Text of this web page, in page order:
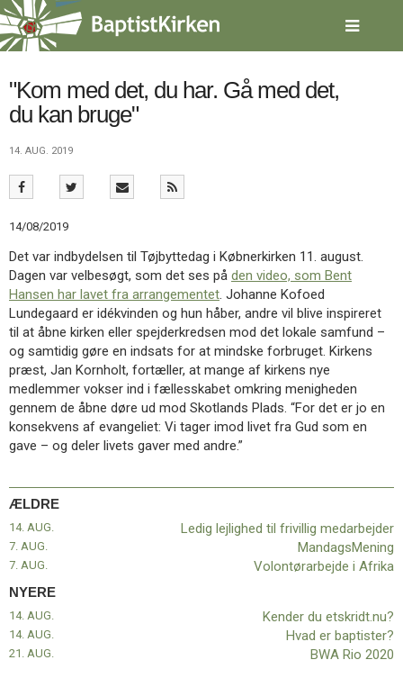
Spring
menu
over
gå
indholdVend
forsiden
Forside
3.0:
Kalender
4.0:
Inspiration
5.0:
Værktøjskassen
6.0:
Mission
7.0:
Om
BaptistKirken
8.0:
Kontakt
9.0:
Forside
10.0:
Nyheder
11.0:
Kalender
12.0:
Inspiration
13.0:
Værktøjskassen
15.0:
Om
BaptistKirken
16.0:
Kontakt
Næste
indlæg:
Kender
du
etskridt.nu?
Forrige
"Kom med det, du har. Gå med det,
du kan bruge"
14. AUG. 2019
14/08/2019
Det var indbydelsen til Tøjbyttedag i Købnerkirken 11. august.
Dagen var velbesøgt, som det ses på den video, som Bent
Hansen har lavet fra arrangementet. Johanne Kofoed
Lundegaard er idékvinden og hun håber, andre vil blive inspireret
til at åbne kirken eller spejderkredsen mod det lokale samfund –
og samtidig gøre en indsats for at mindske forbruget. Kirkens
præst, Jan Kornholt, fortæller, at mange af kirkens nye
medlemmer vokser ind i fællesskabet omkring menigheden
gennem de åbne døre ud mod Skotlands Plads. “For det er jo en
konsekvens af evangeliet: Vi tager imod livet fra Gud som en
gave – og deler livets gaver med andre.”
ÆLDRE
14. AUG. Ledig lejlighed til frivillig medarbejder
7. AUG. MandagsMening
7. AUG. Volontørarbejde i Afrika
NYERE
Kender du etskridt.nu?
14. AUG.
Hvad er baptister?
14. AUG.
BWA Rio 2020
21. AUG.